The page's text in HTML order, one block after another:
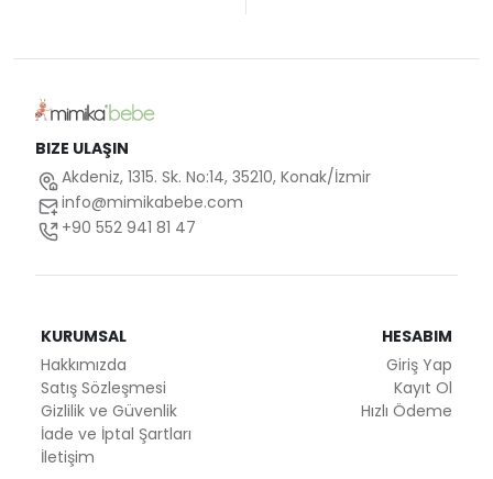
BIZE ULAŞIN
Akdeniz, 1315. Sk. No:14, 35210, Konak/İzmir
info@mimikabebe.com
+90 552 941 81 47
KURUMSAL
Hakkımızda
Satış Sözleşmesi
Gizlilik ve Güvenlik
İade ve İptal Şartları
İletişim
HESABIM
Giriş Yap
Kayıt Ol
Hızlı Ödeme